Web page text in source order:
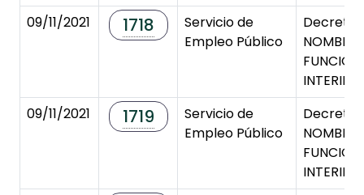
09/11/2021
1718
Servicio de
Empleo Público
Decreto
09/11/2021
1719
Servicio de
Empleo Público
Decreto